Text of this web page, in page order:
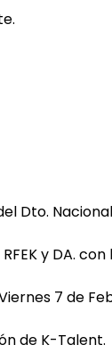
Dto.
y DA.
7 de
de K-Talent.